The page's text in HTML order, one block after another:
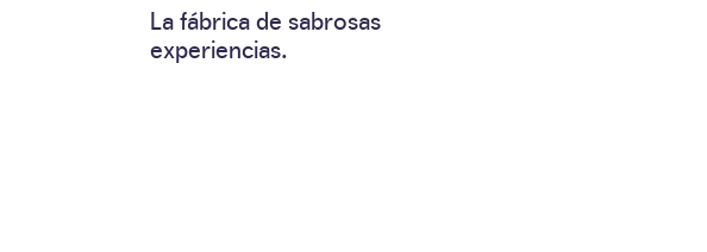
La fábrica de sabrosas
experiencias.